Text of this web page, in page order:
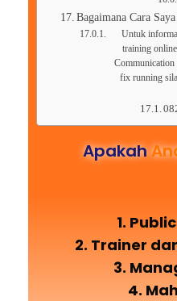
Bagaimana Cara
Untuk
training
fix running
Apakah
1.
2. Trainer
3.
4.